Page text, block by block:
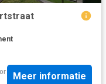
Meer informatie